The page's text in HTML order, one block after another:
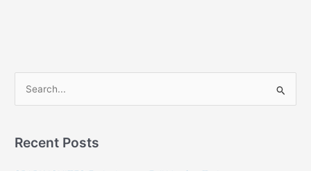
rRecent Posts